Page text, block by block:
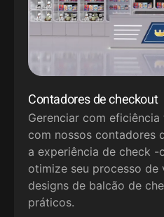
Contadores de checkout
Gerenciar com
com nossos contadores
a experiência de check -
otimize seu processo de
designs de balcão de
práticos.